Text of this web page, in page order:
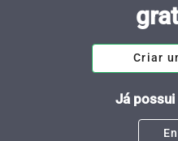
Criar
Já possui